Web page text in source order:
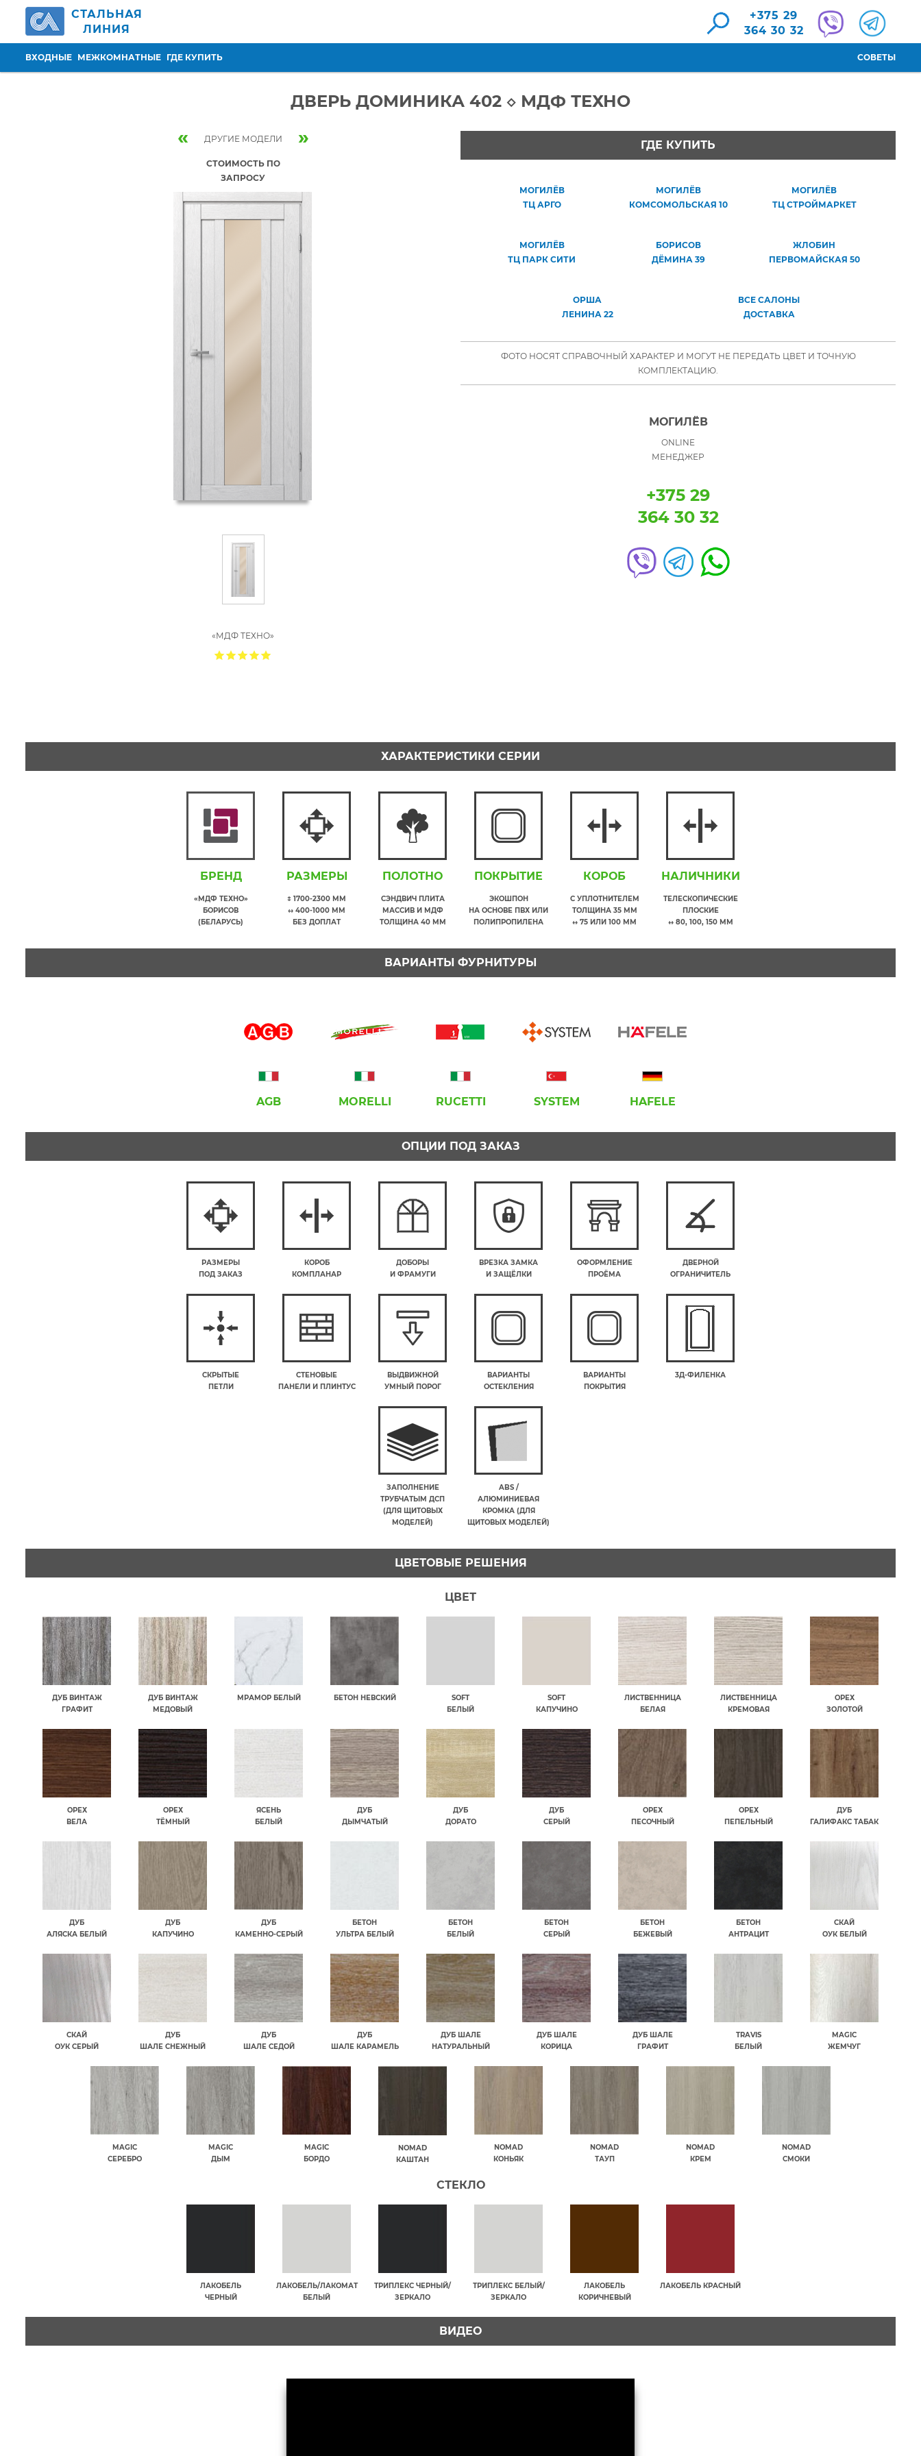
Перейти к основному содержанию
СТАЛЬНАЯ
ЛИНИЯ
+375 29
364 30 32
ВХОДНЫЕ МЕЖКОМНАТНЫЕ ГДЕ КУПИТЬ СОВЕТЫ
ДВЕРЬ ДОМИНИКА 402 ◇ МДФ ТЕХНО
« ДРУГИЕ МОДЕЛИ »
СТОИМОСТЬ ПО
ЗАПРОСУ
«МДФ ТЕХНО»
ГДЕ КУПИТЬ
МОГИЛЁВ
ТЦ АРГО
МОГИЛЁВ
КОМСОМОЛЬСКАЯ 10
МОГИЛЁВ
ТЦ СТРОЙМАРКЕТ
МОГИЛЁВ
ТЦ ПАРК СИТИ
БОРИСОВ
ДЁМИНА 39
ЖЛОБИН
ПЕРВОМАЙСКАЯ 50
ОРША
ЛЕНИНА 22
ВСЕ САЛОНЫ
ДОСТАВКА
ФОТО НОСЯТ СПРАВОЧНЫЙ ХАРАКТЕР И МОГУТ НЕ ПЕРЕДАТЬ ЦВЕТ И ТОЧНУЮ
КОМПЛЕКТАЦИЮ.
МОГИЛЁВ
ONLINE
МЕНЕДЖЕР
+375 29
364 30 32
ХАРАКТЕРИСТИКИ СЕРИИ
БРЕНД
«МДФ ТЕХНО»
БОРИСОВ
(БЕЛАРУСЬ)
РАЗМЕРЫ
↕ 1700-2300 ММ
↔ 400-1000 ММ
БЕЗ ДОПЛАТ
ПОЛОТНО
СЭНДВИЧ ПЛИТА
МАССИВ И МДФ
ТОЛЩИНА 40 ММ
ПОКРЫТИЕ
ЭКОШПОН
НА ОСНОВЕ ПВХ ИЛИ
ПОЛИПРОПИЛЕНА
КОРОБ
С УПЛОТНИТЕЛЕМ
ТОЛЩИНА 35 ММ
↔ 75 ИЛИ 100 ММ
НАЛИЧНИКИ
ТЕЛЕСКОПИЧЕСКИЕ
ПЛОСКИЕ
↔ 80, 100, 150 ММ
ВАРИАНТЫ ФУРНИТУРЫ
AGB MORELLI RUCETTI SYSTEM HAFELE
ОПЦИИ ПОД ЗАКАЗ
РАЗМЕРЫ
ПОД ЗАКАЗ
КОРОБ
КОМПЛАНАР
ДОБОРЫ
И ФРАМУГИ
ВРЕЗКА ЗАМКА
И ЗАЩЁЛКИ
ОФОРМЛЕНИЕ
ПРОЁМА
ДВЕРНОЙ
ОГРАНИЧИТЕЛЬ
СКРЫТЫЕ
ПЕТЛИ
СТЕНОВЫЕ
ПАНЕЛИ И ПЛИНТУС
ВЫДВИЖНОЙ
УМНЫЙ ПОРОГ
ВАРИАНТЫ
ОСТЕКЛЕНИЯ
ВАРИАНТЫ
ПОКРЫТИЯ
3Д-ФИЛЕНКА
ЗАПОЛНЕНИЕ
ТРУБЧАТЫМ ДСП
(ДЛЯ ЩИТОВЫХ
МОДЕЛЕЙ)
ABS /
АЛЮМИНИЕВАЯ
КРОМКА (ДЛЯ
ЩИТОВЫХ МОДЕЛЕЙ)
ЦВЕТОВЫЕ РЕШЕНИЯ
ЦВЕТ
ДУБ ВИНТАЖ
ГРАФИТ
ДУБ ВИНТАЖ
МЕДОВЫЙ
МРАМОР БЕЛЫЙ БЕТОН НЕВСКИЙ
SOFT
БЕЛЫЙ
SOFT
КАПУЧИНО
ЛИСТВЕННИЦА
БЕЛАЯ
ЛИСТВЕННИЦА
КРЕМОВАЯ
ОРЕХ
ЗОЛОТОЙ
ОРЕХ
ВЕЛА
ОРЕХ
ТЁМНЫЙ
ЯСЕНЬ
БЕЛЫЙ
ДУБ
ДЫМЧАТЫЙ
ДУБ
ДОРАТО
ДУБ
СЕРЫЙ
ОРЕХ
ПЕСОЧНЫЙ
ОРЕХ
ПЕПЕЛЬНЫЙ
ДУБ
ГАЛИФАКС ТАБАК
ДУБ
АЛЯСКА БЕЛЫЙ
ДУБ
КАПУЧИНО
ДУБ
КАМЕННО-СЕРЫЙ
БЕТОН
УЛЬТРА БЕЛЫЙ
БЕТОН
БЕЛЫЙ
БЕТОН
СЕРЫЙ
БЕТОН
БЕЖЕВЫЙ
БЕТОН
АНТРАЦИТ
СКАЙ
ОУК БЕЛЫЙ
СКАЙ
ОУК СЕРЫЙ
ДУБ
ШАЛЕ СНЕЖНЫЙ
ДУБ
ШАЛЕ СЕДОЙ
ДУБ
ШАЛЕ КАРАМЕЛЬ
ДУБ ШАЛЕ
НАТУРАЛЬНЫЙ
ДУБ ШАЛЕ
КОРИЦА
ДУБ ШАЛЕ
ГРАФИТ
TRAVIS
БЕЛЫЙ
MAGIC
ЖЕМЧУГ
MAGIC
СЕРЕБРО
MAGIC
ДЫМ
MAGIC
БОРДО
NOMAD
КАШТАН
NOMAD
КОНЬЯК
NOMAD
ТАУП
NOMAD
КРЕМ
NOMAD
СМОКИ
СТЕКЛО
ЛАКОБЕЛЬ
ЧЕРНЫЙ
ЛАКОБЕЛЬ/ЛАКОМАТ
БЕЛЫЙ
ТРИПЛЕКС ЧЕРНЫЙ/
ЗЕРКАЛО
ТРИПЛЕКС БЕЛЫЙ/
ЗЕРКАЛО
ЛАКОБЕЛЬ
КОРИЧНЕВЫЙ
ЛАКОБЕЛЬ КРАСНЫЙ
ВИДЕО